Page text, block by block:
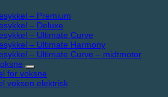
– Premium
– Deluxe
– Ultimate Curve
– Ultimate Harmony
– Ultimate Curve – midtmotor
for voksne
voksen elektrisk